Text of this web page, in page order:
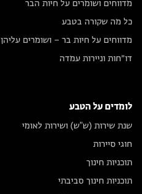
מדווחים ושומרים על חיות הבר
כל מה שקורה בטבע
מדווחים על חיות בר – ושומרים עליהן
דו״חות וניירות עמדה
לומדים על הטבע
שנת שירות (ש"ש) ושירות לאומי
חוגי סיירות
תוכניות חינוך
תוכניות חינוך סביבתי